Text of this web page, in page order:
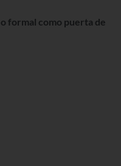
formal como puerta de